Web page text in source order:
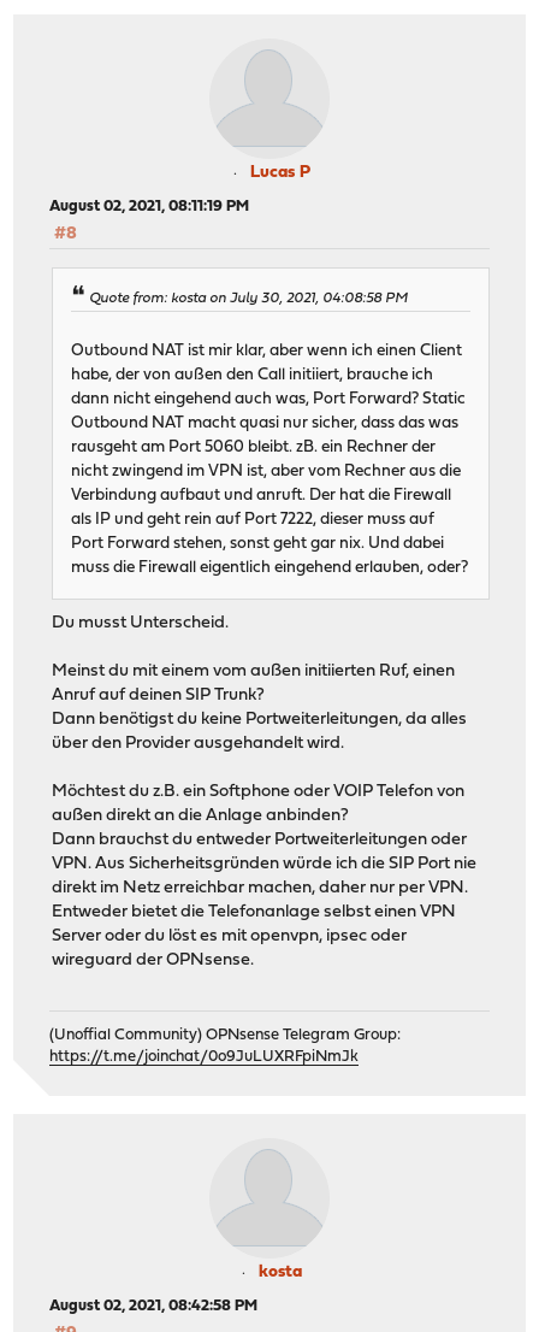
Lucas P
August 02, 2021, 08:11:19 PM
#8
Quote from: kosta on July 30, 2021, 04:08:58 PM
Outbound NAT ist mir klar, aber wenn ich einen Client
habe, der von außen den Call initiiert, brauche ich
dann nicht eingehend auch was, Port Forward? Static
Outbound NAT macht quasi nur sicher, dass das was
rausgeht am Port 5060 bleibt. zB. ein Rechner der
nicht zwingend im VPN ist, aber vom Rechner aus die
Verbindung aufbaut und anruft. Der hat die Firewall
als IP und geht rein auf Port 7222, dieser muss auf
Port Forward stehen, sonst geht gar nix. Und dabei
muss die Firewall eigentlich eingehend erlauben, oder?
Du musst Unterscheid.
Meinst du mit einem vom außen initiierten Ruf, einen
Anruf auf deinen SIP Trunk?
Dann benötigst du keine Portweiterleitungen, da alles
über den Provider ausgehandelt wird.
Möchtest du z.B. ein Softphone oder VOIP Telefon von
außen direkt an die Anlage anbinden?
Dann brauchst du entweder Portweiterleitungen oder
VPN. Aus Sicherheitsgründen würde ich die SIP Port nie
direkt im Netz erreichbar machen, daher nur per VPN.
Entweder bietet die Telefonanlage selbst einen VPN
Server oder du löst es mit openvpn, ipsec oder
wireguard der OPNsense.
(Unoffial Community) OPNsense Telegram Group:
https://t.me/joinchat/0o9JuLUXRFpiNmJk
kosta
August 02, 2021, 08:42:58 PM